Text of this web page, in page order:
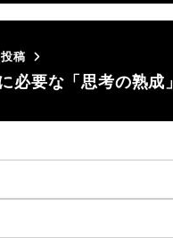
稿
必要な「思考の熟成」